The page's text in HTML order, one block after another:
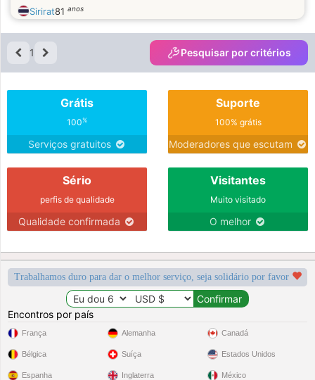
Sirirat81 anos
1 Pesquisar por critérios
Grátis
100%
Serviços gratuitos
Suporte
100% grátis
Moderadores que escutam
Sério
perfis de qualidade
Qualidade confirmada
Visitantes
Muito visitado
O melhor
Trabalhamos duro para dar o melhor serviço, seja solidário por favor
Encontros por país
França
Bélgica
Espanha
Alemanha
Suíça
Inglaterra
Canadá
Estados Unidos
México